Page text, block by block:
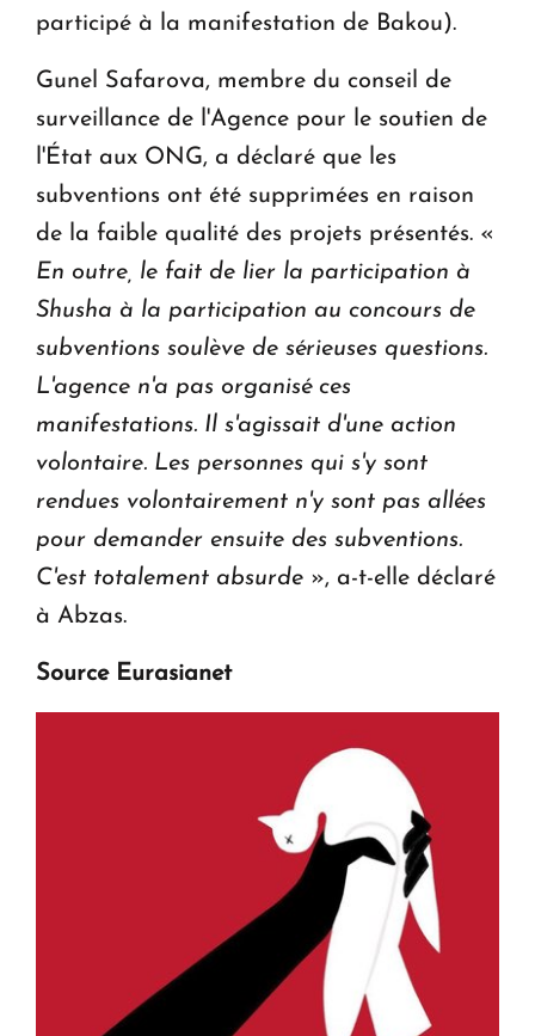
participé à la manifestation de Bakou).
Gunel Safarova, membre du conseil de
surveillance de l'Agence pour le soutien de
l'État aux ONG, a déclaré que les
subventions ont été supprimées en raison
de la faible qualité des projets présentés. «
En outre, le fait de lier la participation à
Shusha à la participation au concours de
subventions soulève de sérieuses questions.
L'agence n'a pas organisé ces
manifestations. Il s'agissait d'une action
volontaire. Les personnes qui s'y sont
rendues volontairement n'y sont pas allées
pour demander ensuite des subventions.
C'est totalement absurde », a-t-elle déclaré
à Abzas.
Source Eurasianet